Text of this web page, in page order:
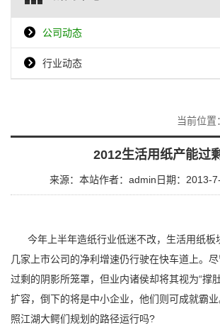
公司动态
行业动态
当前位置：
2012生活用纸产能过
来源：本站作者：admin 日期：2013-
今年上半年造纸行业低迷不改，生活用纸板块
几家上市公司的净利增速仍行驶在快车道上。
过剩的阴影所笼罩，但业内诸侯却将其视为“撑
扩容，倒下的将是中小企业，他们则可成就霸
照江湖大鳄们规划的路径运行吗?